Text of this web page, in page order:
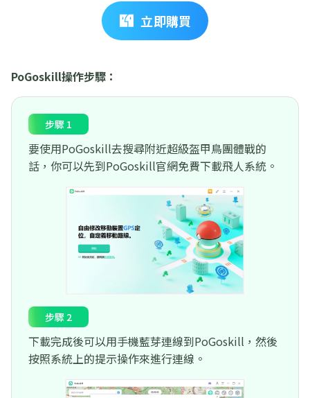
立即購買
PoGoskill操作步驟：
步驟 1
要使用PoGoskill去搜尋附近超級盔甲鳥團體戰的
話，你可以先到PoGoskill官網免費下載飛人系統。
步驟 2
下載完成後可以用手機藍芽連線到PoGoskill，然後
按照系統上的提示操作來進行連線。